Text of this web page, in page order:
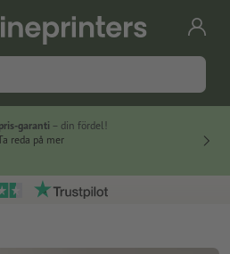
garanti – din fördel!
reda på mer